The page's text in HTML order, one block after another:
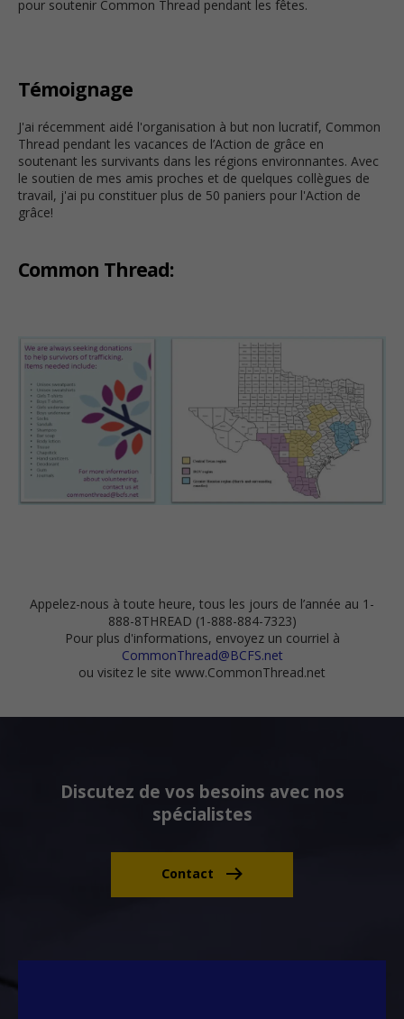
pour soutenir Common Thread pendant les fêtes.
Témoignage
J'ai récemment aidé l'organisation à but non lucratif, Common
Thread pendant les vacances de l’Action de grâce en
soutenant les survivants dans les régions environnantes. Avec
le soutien de mes amis proches et de quelques collègues de
travail, j'ai pu constituer plus de 50 paniers pour l'Action de
grâce!
Common Thread:
Appelez-nous à toute heure, tous les jours de l’année au 1-
888-8THREAD (1-888-884-7323)
Pour plus d'informations, envoyez un courriel à
CommonThread@BCFS.net
ou visitez le site www.CommonThread.net
Discutez de vos besoins avec nos
spécialistes
Contact